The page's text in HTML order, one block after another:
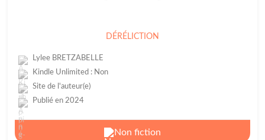
DÉRÉLICTION
Lylee BRETZABELLE
Kindle Unlimited : Non
Site de l'auteur(e)
Publié en 2024
Non fiction